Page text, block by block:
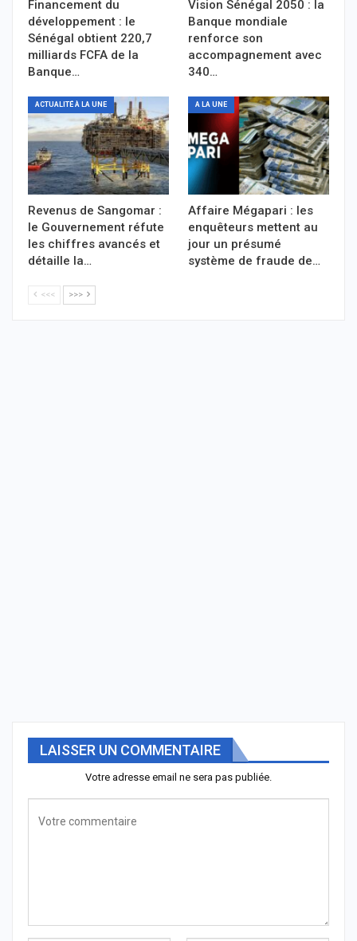
Financement du
développement : le
Sénégal obtient 220,7
milliards FCFA de la
Banque…
Vision Sénégal 2050 : la
Banque mondiale
renforce son
accompagnement avec
340…
ACTUALITÉ À LA UNE
Revenus de Sangomar :
le Gouvernement réfute
les chiffres avancés et
détaille la…
A LA UNE
Affaire Mégapari : les
enquêteurs mettent au
jour un présumé
système de fraude de…
<<< >>>
LAISSER UN COMMENTAIRE
Votre adresse email ne sera pas publiée.